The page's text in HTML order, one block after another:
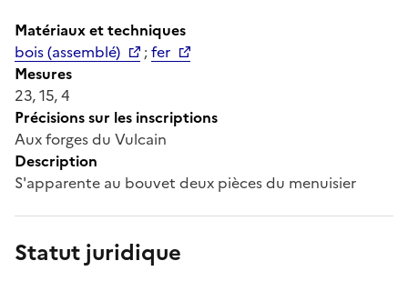
Matériaux et techniques
bois (assemblé)
;fer
Mesures
23, 15, 4
Précisions sur les inscriptions
Aux forges du Vulcain
Description
S'apparente au bouvet deux pièces du menuisier
Statut juridique